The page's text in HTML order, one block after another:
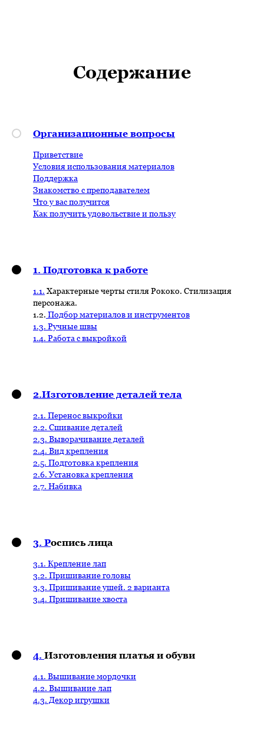
Содержание
Организационные вопросы
Приветствие
Условия использования материалов
Поддержка
Знакомство с преподавателем
Что у вас получится
Как получить удовольствие и пользу
1. Подготовка к работе
1.1. Характерные черты стиля Рококо. Стилизация
персонажа.
1.2. Подбор материалов и инструментов
1.3. Ручные швы
1.4. Работа с выкройкой
2.Изготовление деталей тела
2.1. Перенос выкройки
2.2. Сшивание деталей
2.3. Выворачивание деталей
2.4. Вид крепления
2.5. Подготовка крепления
2.6. Установка крепления
2.7. Набивка
3. Роспись лица
3.1. Крепление лап
3.2. Пришивание головы
3.3. Пришивание ушей. 2 варианта
3.4. Пришивание хвоста
4. Изготовления платья и обуви
4.1. Вышивание мордочки
4.2. Вышивание лап
4.3. Декор игрушки